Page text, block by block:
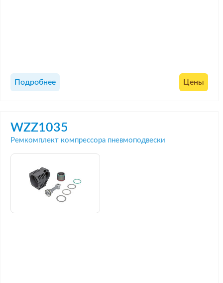
Подробнее Цены
WZZ1035
Ремкомплект компрессора пневмоподвески